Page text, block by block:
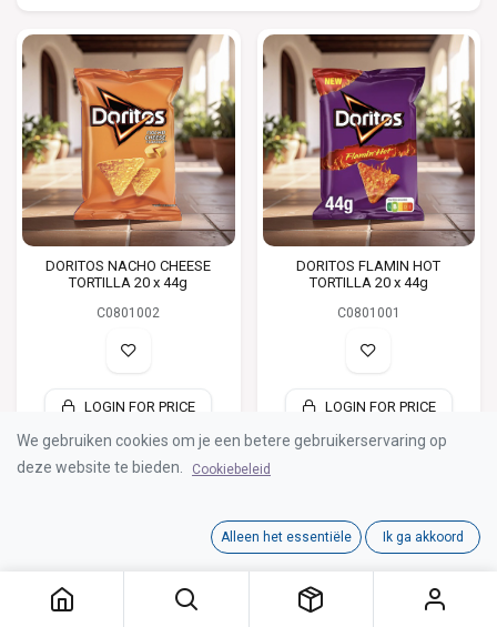
DORITOS NACHO CHEESE
TORTILLA 20 x 44g
C0801002
LOGIN FOR PRICE
DORITOS FLAMIN HOT
TORTILLA 20 x 44g
C0801001
LOGIN FOR PRICE
We gebruiken cookies om je een betere gebruikerservaring op
deze website te bieden.
Cookiebeleid
Alleen het essentiële Ik ga akkoord